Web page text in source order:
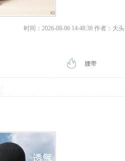
时间：2026-08-06 14:48:38 作者：大头
腰带